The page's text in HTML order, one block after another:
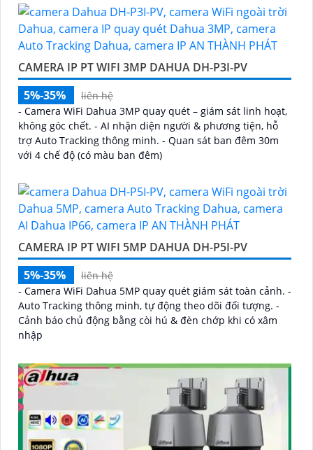
CAMERA IP PT WIFI 3MP DAHUA DH-P3I-PV
5%-35%
liên hệ
- Camera WiFi Dahua 3MP quay quét – giám sát linh hoạt,
không góc chết. - AI nhận diện người & phương tiện, hỗ
trợ Auto Tracking thông minh. - Quan sát ban đêm 30m
với 4 chế độ (có màu ban đêm)
CAMERA IP PT WIFI 5MP DAHUA DH-P5I-PV
5%-35%
liên hệ
- Camera WiFi Dahua 5MP quay quét giám sát toàn cảnh. -
Auto Tracking thông minh, tự động theo dõi đối tượng. -
Cảnh báo chủ động bằng còi hú & đèn chớp khi có xâm
nhập